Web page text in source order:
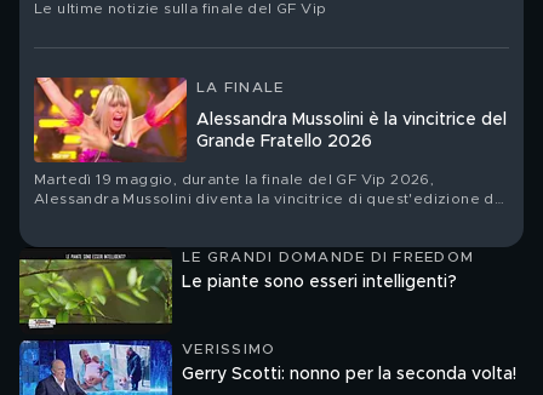
Le ultime notizie sulla finale del GF Vip
LA FINALE
Alessandra Mussolini è la vincitrice del
Grande Fratello 2026
Martedì 19 maggio, durante la finale del GF Vip 2026,
Alessandra Mussolini diventa la vincitrice di quest'edizione del
LE GRANDI DOMANDE DI FREEDOM
Le piante sono esseri intelligenti?
VERISSIMO
Gerry Scotti: nonno per la seconda volta!